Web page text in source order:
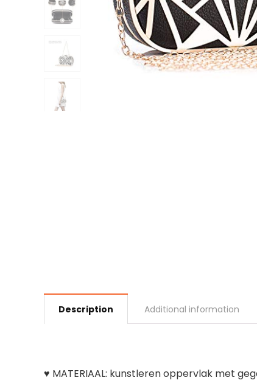
Description Additional information
♥ MATERIAAL: kunstleren oppervlak met